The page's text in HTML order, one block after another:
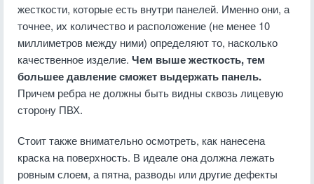
жесткости, которые есть внутри панелей. Именно они, а
точнее, их количество и расположение (не менее 10
миллиметров между ними) определяют то, насколько
качественное изделие. Чем выше жесткость, тем
большее давление сможет выдержать панель.
Причем ребра не должны быть видны сквозь лицевую
сторону ПВХ.
Стоит также внимательно осмотреть, как нанесена
краска на поверхность. В идеале она должна лежать
ровным слоем, а пятна, разводы или другие дефекты